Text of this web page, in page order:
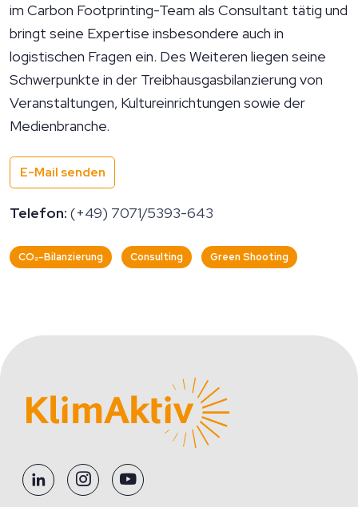
im Carbon Footprinting-Team als Consultant tätig und
bringt seine Expertise insbesondere auch in
logistischen Fragen ein. Des Weiteren liegen seine
Schwerpunkte in der Treibhausgasbilanzierung von
Veranstaltungen, Kultureinrichtungen sowie der
Medienbranche.
E-Mail senden
Telefon: (+49) 7071/5393-643
CO₂-Bilanzierung Consulting Green Shooting